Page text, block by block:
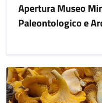
Apertura Museo
Paleontologico e